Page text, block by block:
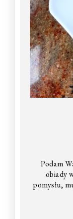
Podam
obiady
pomysłu,